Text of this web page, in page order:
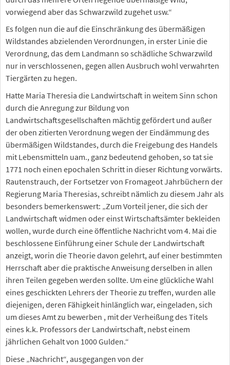
vorwiegend aber das Schwarzwild zugehet usw.“
Es folgen nun die auf die Einschränkung des übermäßigen
Wildstandes abzielenden Verordnungen, in erster Linie die
Verordnung, das dem Landmann so schädliche Schwarzwild
nur in verschlossenen, gegen allen Ausbruch wohl verwahrten
Tiergärten zu hegen.
Hatte Maria Theresia die Landwirtschaft in weitem Sinn schon
durch die Anregung zur Bildung von
Landwirtschaftsgesellschaften mächtig gefördert und außer
der oben zitierten Verordnung wegen der Eindämmung des
übermäßigen Wildstandes, durch die Freigebung des Handels
mit Lebensmitteln uam., ganz bedeutend gehoben, so tat sie
1771 noch einen epochalen Schritt in dieser Richtung vorwärts.
Rautenstrauch, der Fortsetzer von Fromageot Jahrbüchern der
Regierung Maria Theresias, schreibt nämlich zu diesem Jahr als
besonders bemerkenswert: „Zum Vorteil jener, die sich der
Landwirtschaft widmen oder einst Wirtschaftsämter bekleiden
wollen, wurde durch eine öffentliche Nachricht vom 4. Mai die
beschlossene Einführung einer Schule der Landwirtschaft
anzeigt, worin die Theorie davon gelehrt, auf einer bestimmten
Herrschaft aber die praktische Anweisung derselben in allen
ihren Teilen gegeben werden sollte. Um eine glückliche Wahl
eines geschickten Lehrers der Theorie zu treffen, wurden alle
diejenigen, deren Fähigkeit hinlänglich war, eingeladen, sich
um dieses Amt zu bewerben , mit der Verheißung des Titels
eines k.k. Professors der Landwirtschaft, nebst einem
jährlichen Gehalt von 1000 Gulden.“
Diese „Nachricht“, ausgegangen von der